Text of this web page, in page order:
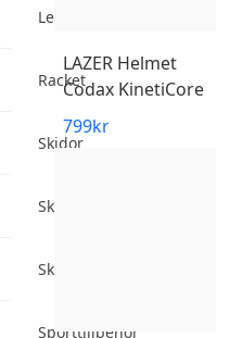
Lek & spel
Racket
Skidor
Skridskor
Skydd
Sporttillbehör
LAZER Helmet
Codax KinetiCore
799kr